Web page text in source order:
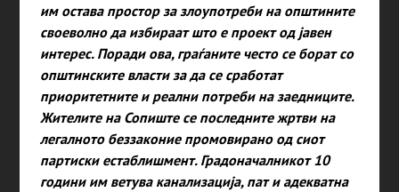
им остава простор за злоупотреби на општините
своеволно да избираат што е проект од јавен
интерес. Поради ова, граѓаните често се борат со
општинските власти за да се сработат
приоритетните и реални потреби на заедниците.
Жителите на Сопиште се последните жртви на
легалното беззаконие промовирано од сиот
партиски естаблишмент. Градоначалникот 10
години им ветува канализација, пат и адекватна